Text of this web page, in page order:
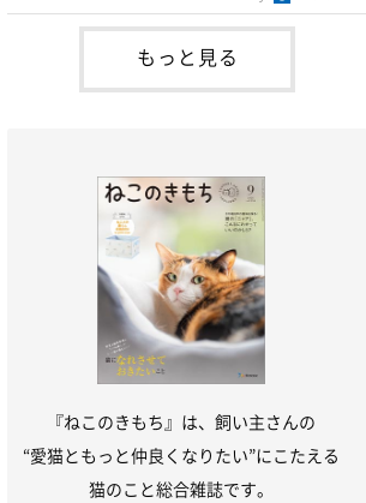
ら、吐く回数を減らすように努めながら様
子を見ていてもよいかと思います。毛玉を
減らすためにはブラッシングをして抜け毛
の手入れをしたり、毛玉を便に排泄させる
フードや毛玉除去剤を利用する方法があり
もっと見る
『ねこのきもち』は、飼い主さんの
“愛猫ともっと仲良くなりたい”にこたえる
猫のこと総合雑誌です。